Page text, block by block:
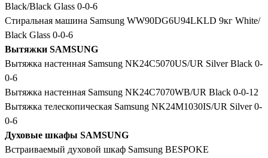
Black/Black Glass 0-0-6
Стиральная машина Samsung WW90DG6U94LKLD 9кг White/
Black Glass 0-0-6
Вытяжки SAMSUNG
Вытяжка настенная Samsung NK24C5070US/UR Silver Black 0-
0-6
Вытяжка настенная Samsung NK24C7070WB/UR Black 0-0-12
Вытяжка телескопическая Samsung NK24M1030IS/UR Silver 0-
0-6
Духовые шкафы SAMSUNG
Встраиваемый духовой шкаф Samsung BESPOKE